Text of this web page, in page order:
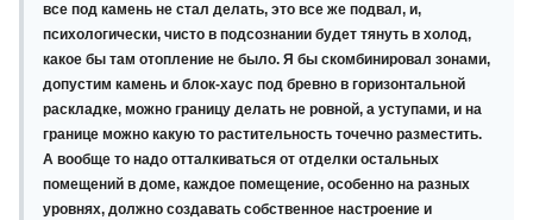
все под камень не стал делать, это все же подвал, и,
психологически, чисто в подсознании будет тянуть в холод,
какое бы там отопление не было. Я бы скомбинировал зонами,
допустим камень и блок-хаус под бревно в горизонтальной
раскладке, можно границу делать не ровной, а уступами, и на
границе можно какую то растительность точечно разместить.
А вообще то надо отталкиваться от отделки остальных
помещений в доме, каждое помещение, особенно на разных
уровнях, должно создавать собственное настроение и